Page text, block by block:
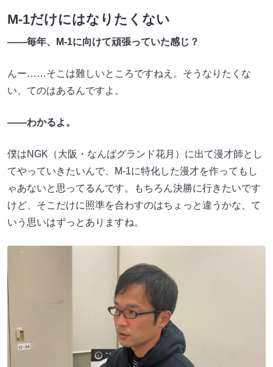
M-1だけにはなりたくない
――毎年、M-1に向けて頑張っていた感じ？
んー……そこは難しいところですねえ。そうなりたくな
い、てのはあるんですよ。
――わかるよ。
僕はNGK（大阪・なんばグランド花月）に出て漫才師とし
てやっていきたいんで、M-1に特化した漫才を作ってもし
ゃあないと思ってるんです。もちろん決勝に行きたいです
けど、そこだけに照準を合わすのはちょっと違うかな、て
いう思いはずっとありますね。